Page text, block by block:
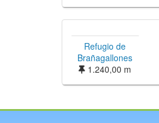
Refugio de
Brañagallones
1.240,00 m